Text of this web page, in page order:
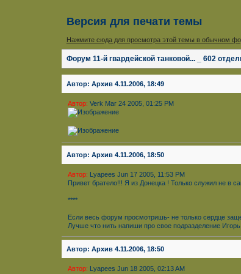
Версия для печати темы
Нажмите сюда для просмотра этой темы в обычном
Форум 11-й гвардейской танковой... _ 602
Автор: Архив 4.11.2006, 18:49
Автор: Verk Mar 24 2005, 01:25 PM
Автор: Архив 4.11.2006, 18:50
Автор: Lyapees Jun 17 2005, 11:53 PM
Привет братело!!! Я из Донецка ! Только служил не в
****
Если весь форум просмотришь- не только сердце
Лучше что нить напиши про свое подразделение
Автор: Архив 4.11.2006, 18:50
Автор: Lyapees Jun 18 2005, 02:13 AM